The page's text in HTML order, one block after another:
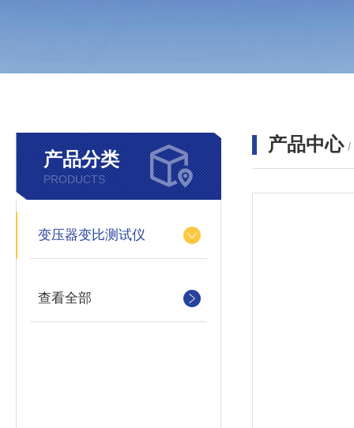
产品分类
PRODUCTS
变压器变比测试仪
查看全部
产品中心 /